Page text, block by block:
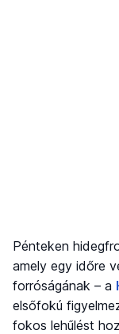
Pénteken
amely egy időre
forróságának – a
elsőfokú
fokos lehűlést